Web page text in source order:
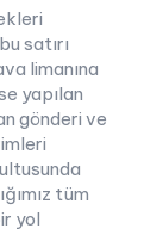
satırı
limanına
yapılan
gönderi ve
tüm
yol